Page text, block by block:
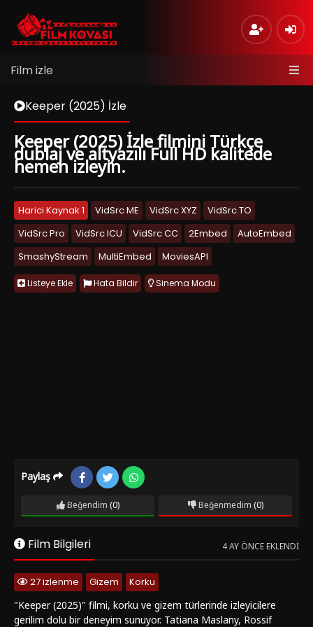
Film izle
Keeper (2025) İzle
Keeper (2025) İzle filmini Türkçe
dublaj ve altyazılı Full HD kalitede
hemen izleyin.
Harici Kaynak 1 VidSrc ME VidSrc XYZ
VidSrc TO
VidSrc Pro
VidSrc ICU VidSrc CC 2Embed
AutoEmbed
SmashyStream
MultiEmbed MoviesAPI
Listeye Ekle Hata Bildir Sinema Modu
Paylaş
Beğendim (0) Beğenmedim (0)
Film Bilgileri 4 AY ÖNCE EKLENDI
27 izlenme Gizem
Korku
"Keeper (2025)" filmi, korku ve gizem türlerinde izleyicilere
gerilim dolu bir deneyim sunuyor. Tatiana Maslany, Rossif